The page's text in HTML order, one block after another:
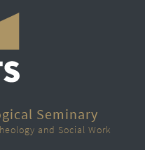
Seminary
and Social Work